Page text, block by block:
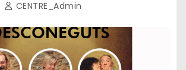
CENTRE_Admin